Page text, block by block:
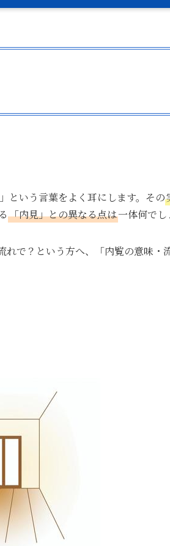
」という言葉をよく耳にします。その
「内見」との異なる点は一体何でし
れで？という方へ、「内覧の意味・